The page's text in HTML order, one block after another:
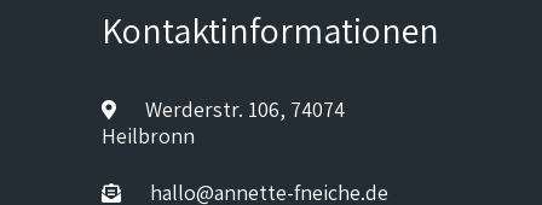
Kontaktinformationen
Werderstr. 106, 74074
Heilbronn
hallo@annette-fneiche.de